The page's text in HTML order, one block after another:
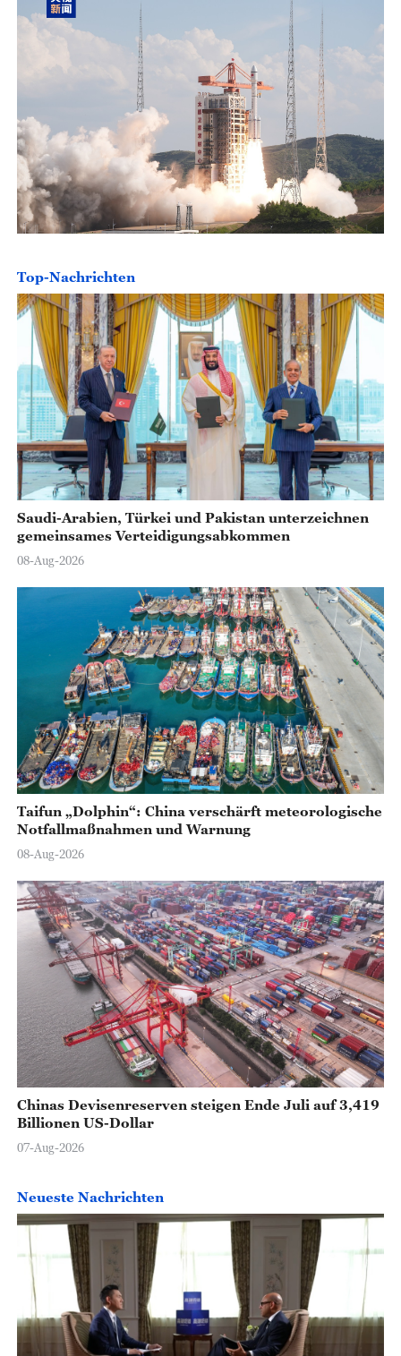
Top-Nachrichten
Saudi-Arabien, Türkei und Pakistan unterzeichnen
gemeinsames Verteidigungsabkommen
08-Aug-2026
Taifun „Dolphin“: China verschärft meteorologische
Notfallmaßnahmen und Warnung
08-Aug-2026
Chinas Devisenreserven steigen Ende Juli auf 3,419
Billionen US-Dollar
07-Aug-2026
Neueste Nachrichten